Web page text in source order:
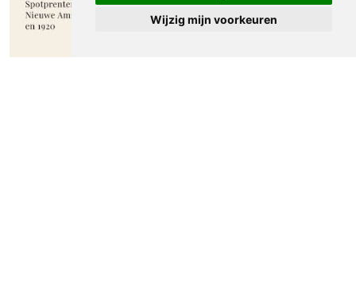
Wijzig mijn voorkeuren